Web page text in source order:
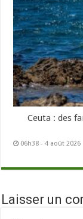
Ceuta : des
06h38 - 4 août 2026
Laisser un